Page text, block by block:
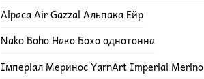
Alpaca Air Gazzal Альпака Ейр
Nako Boho Нако Бохо однотонна
Імперіал Меринос YarnArt Imperial Merino